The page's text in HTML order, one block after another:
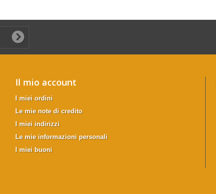
Il mio account
I miei ordini
Le mie note di credito
I miei indirizzi
Le mie informazioni personali
I miei buoni